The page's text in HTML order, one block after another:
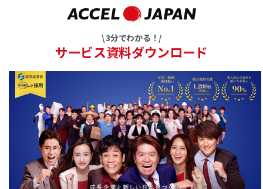
\ 3分でわかる！/
サービス資料ダウンロード